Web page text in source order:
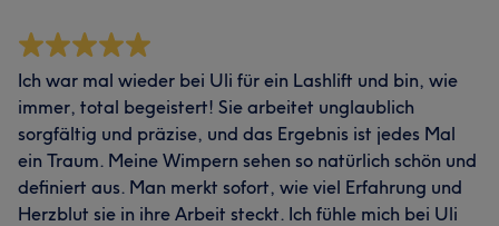
Ich war mal wieder bei Uli für ein Lashlift und bin, wie
immer, total begeistert! Sie arbeitet unglaublich
sorgfältig und präzise, und das Ergebnis ist jedes Mal
ein Traum. Meine Wimpern sehen so natürlich schön und
definiert aus. Man merkt sofort, wie viel Erfahrung und
Herzblut sie in ihre Arbeit steckt. Ich fühle mich bei Uli